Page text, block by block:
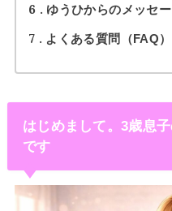
6 ゆうひからのメッセ
7 よくある質問（FAQ）
はじめまして。3歳息
です